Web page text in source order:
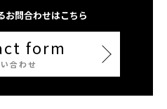
お問合わせはこちら
form
合わせ